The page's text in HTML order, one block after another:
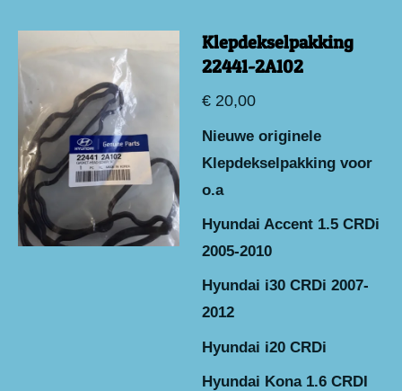
Klepdekselpakking
22441-2A102
€ 20,00
Nieuwe originele
Klepdekselpakking voor
o.a
Hyundai Accent 1.5 CRDi
2005-2010
Hyundai i30 CRDi 2007-
2012
Hyundai i20 CRDi
Hyundai Kona 1.6 CRDI